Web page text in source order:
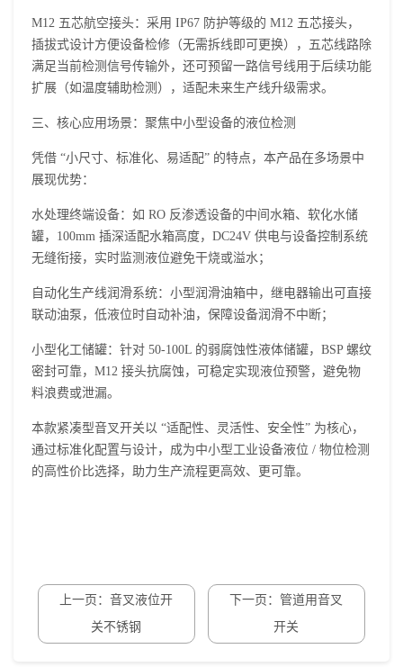
M12 五芯航空接头：采用 IP67 防护等级的 M12 五芯接头，
插拔式设计方便设备检修（无需拆线即可更换），五芯线路除
满足当前检测信号传输外，还可预留一路信号线用于后续功能
扩展（如温度辅助检测），适配未来生产线升级需求。
三、核心应用场景：聚焦中小型设备的液位检测
凭借 “小尺寸、标准化、易适配” 的特点，本产品在多场景中
展现优势：
水处理终端设备：如 RO 反渗透设备的中间水箱、软化水储
罐，100mm 插深适配水箱高度，DC24V 供电与设备控制系统
无缝衔接，实时监测液位避免干烧或溢水；
自动化生产线润滑系统：小型润滑油箱中，继电器输出可直接
联动油泵，低液位时自动补油，保障设备润滑不中断；
小型化工储罐：针对 50-100L 的弱腐蚀性液体储罐，BSP 螺纹
密封可靠，M12 接头抗腐蚀，可稳定实现液位预警，避免物
料浪费或泄漏。
本款紧凑型音叉开关以 “适配性、灵活性、安全性” 为核心，
通过标准化配置与设计，成为中小型工业设备液位 / 物位检测
的高性价比选择，助力生产流程更高效、更可靠。
上一页：音叉液位开
关不锈钢
下一页：管道用音叉
开关